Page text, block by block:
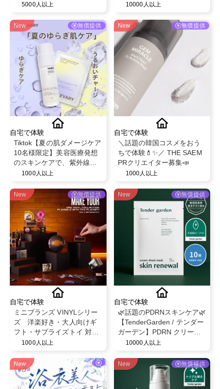
ュー募集
5000人以上
ブースト 美容液ミスト モニ
10000人以上
New 無償提供
自宅で体験
Tiktok【夏の肌ダメージケア
10名様限定】美容医療発想
のスキンケアで、紫外線や
乾燥でゆらぎやすい肌を整
ット
1000人以上
New 無償提供
自宅で体験
＼話題の韓国コスメをおう
ちで体験💄✨／ THE SAEM
PRクリエイター募集📣
1000人以上
New 無償提供
自宅で体験
ミニブランズ VINYLシリー
ズ 洋楽好き・大人向けギ
フト・サプライズトイ 対象
年齢６歳以上
1000人以上
New 無償提供
自宅で体験
🌿話題のPDRNスキンケア🌿
【TenderGarden / テンダー
ガーデン】PDRN クリーム
シートマスク 30g × 5枚 モ
10000人以上
New New 無償提供